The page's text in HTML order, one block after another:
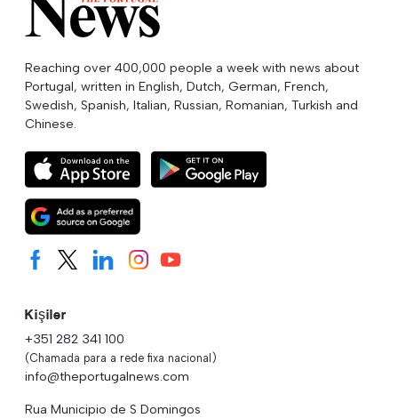
Reaching over 400,000 people a week with news about
Portugal, written in English, Dutch, German, French,
Swedish, Spanish, Italian, Russian, Romanian, Turkish and
Chinese.
Kişiler
+351 282 341 100
(Chamada para a rede fixa nacional)
info@theportugalnews.com
Rua Municipio de S Domingos